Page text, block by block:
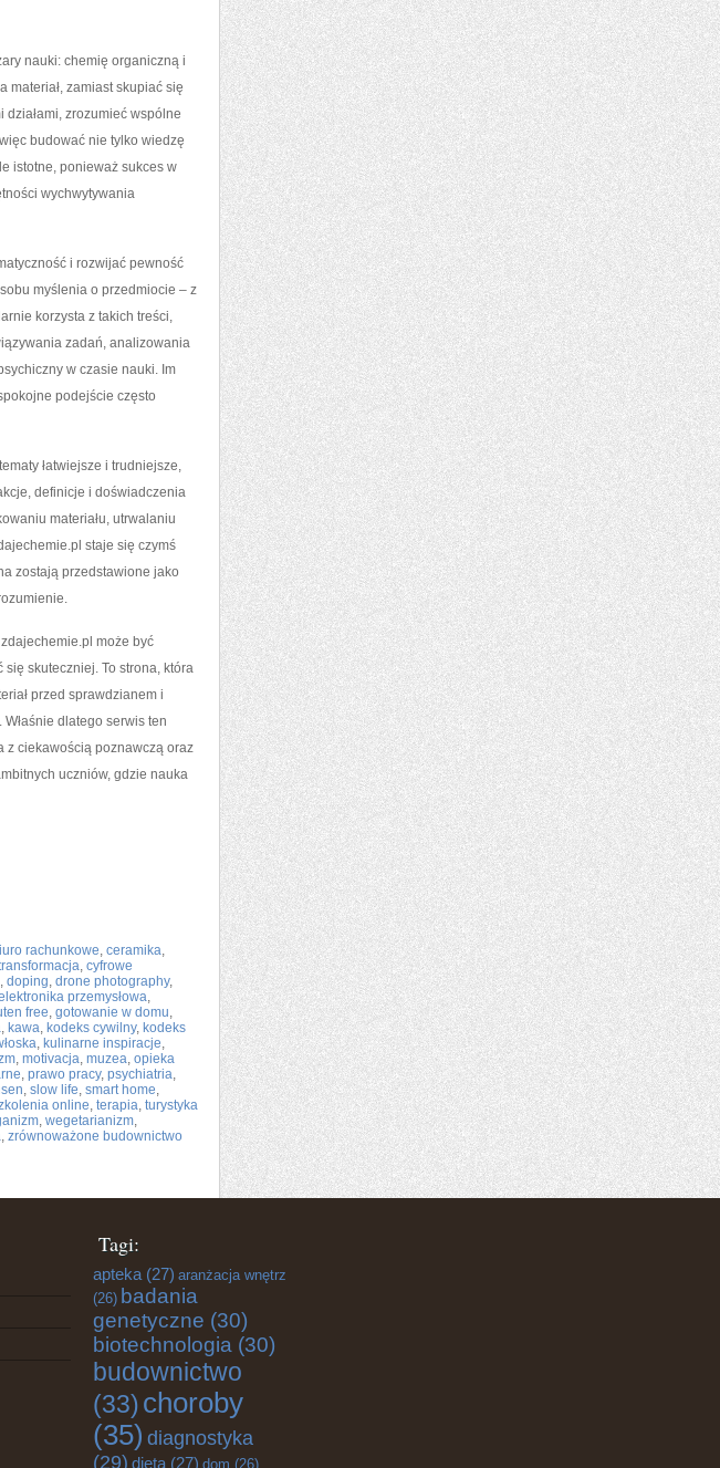
nauki: chemię organiczną i
materiał, zamiast skupiać się
zrozumieć wspólne
budować nie tylko wiedzę
istotne, ponieważ sukces w
wychwytywania
i rozwijać pewność
myślenia o przedmiocie – z
korzysta z takich treści,
zadań, analizowania
w czasie nauki. Im
podejście często
łatwiejsze i trudniejsze,
definicje i doświadczenia
materiału, utrwalaniu
staje się czymś
zostają przedstawione jako
może być
skuteczniej. To strona, która
przed sprawdzianem i
dlatego serwis ten
z ciekawością poznawczą oraz
uczniów, gdzie nauka
rachunkowe, ceramika,
, cyfrowe
, doping, drone photography,
przemysłowa,
free, gotowanie w domu,
, kawa, kodeks cywilny, kodeks
, kulinarne inspiracje,
, motivacja, muzea, opieka
, prawo pracy, psychiatria,
, slow life, smart home,
online, terapia, turystyka
, wegetarianizm,
, zrównoważone budownictwo
Tagi:
apteka (27) aranżacja wnętrz
(26) badania
genetyczne (30)
biotechnologia (30)
budownictwo
(33)choroby
(35) diagnostyka
(29) dieta (27) dom (26)